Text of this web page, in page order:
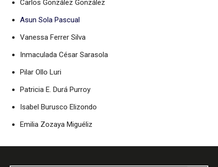
Carlos González González
Asun Sola Pascual
Vanessa Ferrer Silva
Inmaculada César Sarasola
Pilar Ollo Luri
Patricia E. Durá Purroy
Isabel Burusco Elizondo
Emilia Zozaya Miguéliz